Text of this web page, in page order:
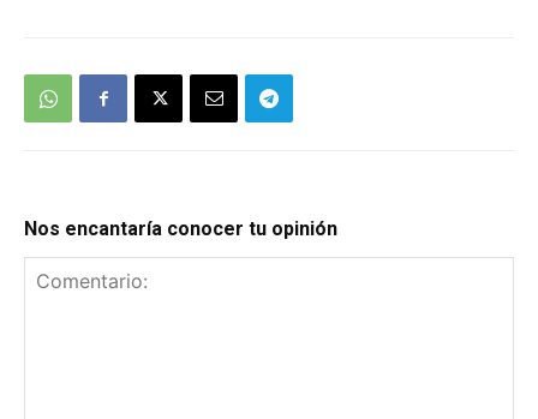
Nos encantaría conocer tu opinión